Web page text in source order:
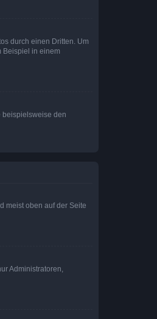
durch einen Dritten. Um
Beispiel in einem
beispielsweise den
meist oben auf der Seite
Administratoren,